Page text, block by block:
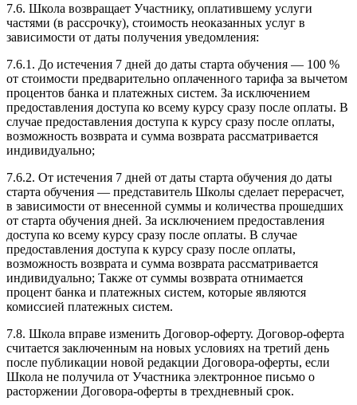
7.6. Школа возвращает Участнику, оплатившему услуги
частями (в рассрочку), стоимость неоказанных услуг в
зависимости от даты получения уведомления:
7.6.1. До истечения 7 дней до даты старта обучения — 100 %
от стоимости предварительно оплаченного тарифа за вычетом
процентов банка и платежных систем. За исключением
предоставления доступа ко всему курсу сразу после оплаты. В
случае предоставления доступа к курсу сразу после оплаты,
возможность возврата и сумма возврата рассматривается
индивидуально;
7.6.2. От истечения 7 дней от даты старта обучения до даты
старта обучения — представитель Школы сделает перерасчет,
в зависимости от внесенной суммы и количества прошедших
от старта обучения дней. За исключением предоставления
доступа ко всему курсу сразу после оплаты. В случае
предоставления доступа к курсу сразу после оплаты,
возможность возврата и сумма возврата рассматривается
индивидуально; Также от суммы возврата отнимается
процент банка и платежных систем, которые являются
комиссией платежных систем.
7.8. Школа вправе изменить Договор-оферту. Договор-оферта
считается заключенным на новых условиях на третий день
после публикации новой редакции Договора-оферты, если
Школа не получила от Участника электронное письмо о
расторжении Договора-оферты в трехдневный срок.